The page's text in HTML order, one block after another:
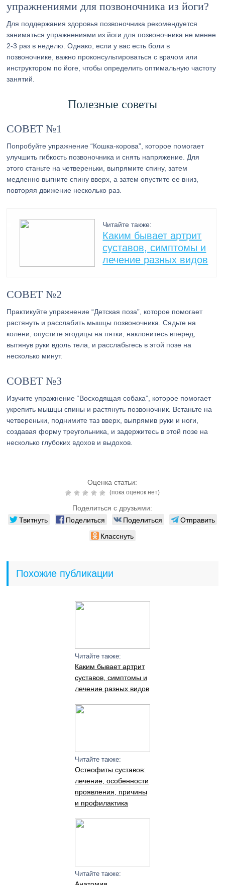
упражнениями для позвоночника из йоги?
Для поддержания здоровья позвоночника рекомендуется
заниматься упражнениями из йоги для позвоночника не менее
2-3 раз в неделю. Однако, если у вас есть боли в
позвоночнике, важно проконсультироваться с врачом или
инструктором по йоге, чтобы определить оптимальную частоту
занятий.
Полезные советы
СОВЕТ №1
Попробуйте упражнение “Кошка-корова”, которое помогает
улучшить гибкость позвоночника и снять напряжение. Для
этого станьте на четвереньки, выпрямите спину, затем
медленно выгните спину вверх, а затем опустите ее вниз,
повторяя движение несколько раз.
Читайте также:
Каким бывает артрит
суставов, симптомы и
лечение разных видов
СОВЕТ №2
Практикуйте упражнение “Детская поза”, которое помогает
растянуть и расслабить мышцы позвоночника. Сядьте на
колени, опустите ягодицы на пятки, наклонитесь вперед,
вытянув руки вдоль тела, и расслабьтесь в этой позе на
несколько минут.
СОВЕТ №3
Изучите упражнение “Восходящая собака”, которое помогает
укрепить мышцы спины и растянуть позвоночник. Встаньте на
четвереньки, поднимите таз вверх, выпрямив руки и ноги,
создавая форму треугольника, и задержитесь в этой позе на
несколько глубоких вдохов и выдохов.
Оценка статьи:
(пока оценок нет)
Поделиться с друзьями:
Твитнуть Поделиться Поделиться
Отправить
Класснуть
Похожие публикации
Читайте также:
Каким бывает артрит
суставов, симптомы и
лечение разных видов
Читайте также:
Остеофиты суставов:
лечение, особенности
проявления, причины
и профилактика
Читайте также: